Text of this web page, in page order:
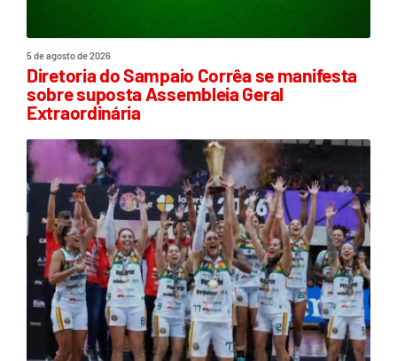
5 de agosto de 2026
Diretoria do Sampaio Corrêa se manifesta
sobre suposta Assembleia Geral
Extraordinária